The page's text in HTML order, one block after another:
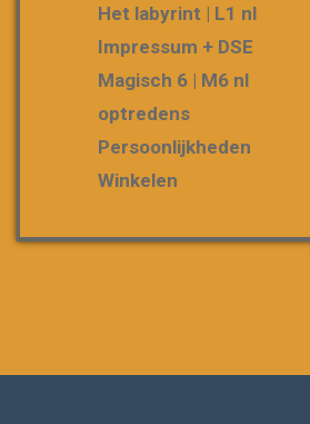
Het labyrint | L1 nl
Impressum + DSE
Magisch 6 | M6 nl
optredens
Persoonlijkheden
Winkelen